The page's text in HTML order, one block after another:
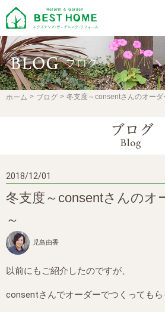
ホーム ブログ 冬支度～consentさんのオーダ
2018/12/01
冬支度～consentさんのオ
～
児島由香
以前にもご紹介したのですが、
consentさんでオーダーでつくってもら